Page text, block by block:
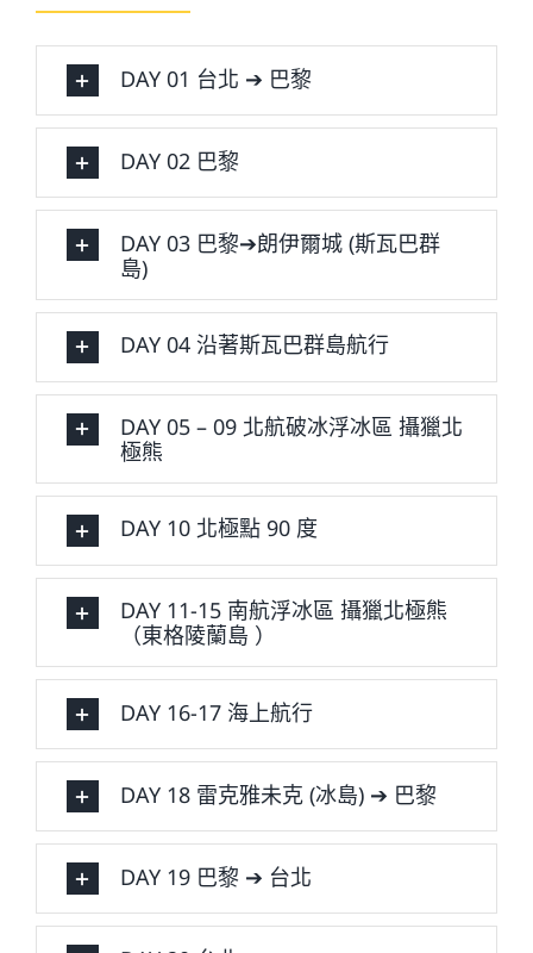
DAY 01 台北 ➔ 巴黎
DAY 02 巴黎
DAY 03 巴黎➔朗伊爾城 (斯瓦巴群
島)
DAY 04 沿著斯瓦巴群島航行
DAY 05 – 09 北航破冰浮冰區 攝獵北
極熊
DAY 10 北極點 90 度
DAY 11-15 南航浮冰區 攝獵北極熊
（東格陵蘭島 ）
DAY 16-17 海上航行
DAY 18 雷克雅未克 (冰島) ➔ 巴黎
DAY 19 巴黎 ➔ 台北